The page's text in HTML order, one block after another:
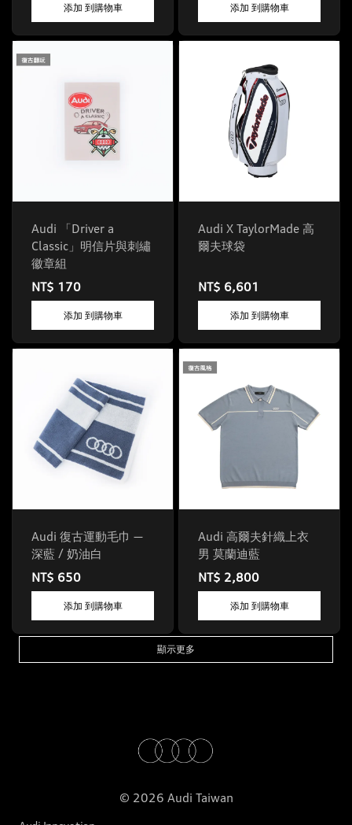
添加 到購物車 添加 到購物車
Audi 「Driver a
Classic」明信片與刺繡
徽章組
NT$ 170
添加 到購物車
Audi X TaylorMade 高
爾夫球袋
NT$ 6,601
添加 到購物車
Audi 復古運動毛巾 —
深藍 / 奶油白
NT$ 650
添加 到購物車
Audi 高爾夫針織上衣
男 莫蘭迪藍
NT$ 2,800
添加 到購物車
顯示更多
© 2026 Audi Taiwan